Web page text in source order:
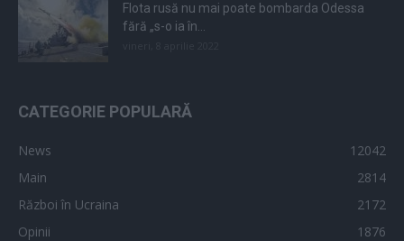
Flota rusă nu mai poate bombarda Odessa
fără „s-o ia în...
CATEGORIE POPULARĂ
News
12042
Main
2814
Război în Ucraina
2172
Opinii
1876